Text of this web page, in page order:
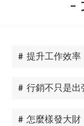
# 提升工作效率
# 行銷不只是出
# 怎麼樣發大財